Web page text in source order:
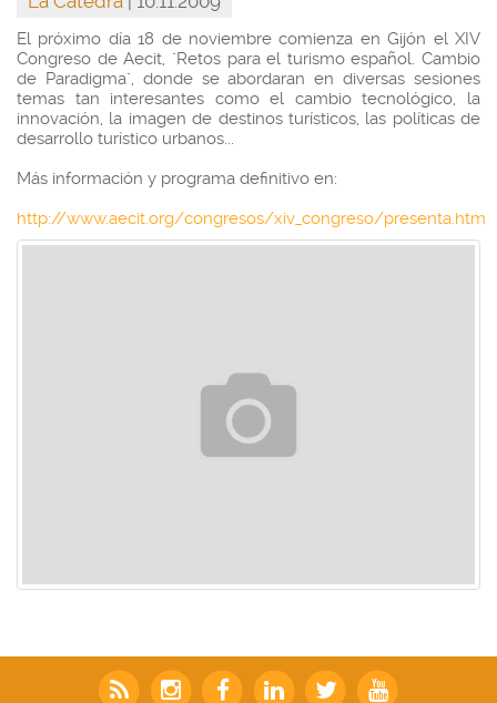
El próximo día 18 de noviembre comienza en Gijón el XIV
Congreso de Aecit, "Retos para el turismo español. Cambio
de Paradigma", donde se abordaran en diversas sesiones
temas tan interesantes como el cambio tecnológico, la
innovación, la imagen de destinos turísticos, las políticas de
desarrollo turístico urbanos...
Más información y programa definitivo en:
http://www.aecit.org/congresos/xiv_congreso/presenta.htm